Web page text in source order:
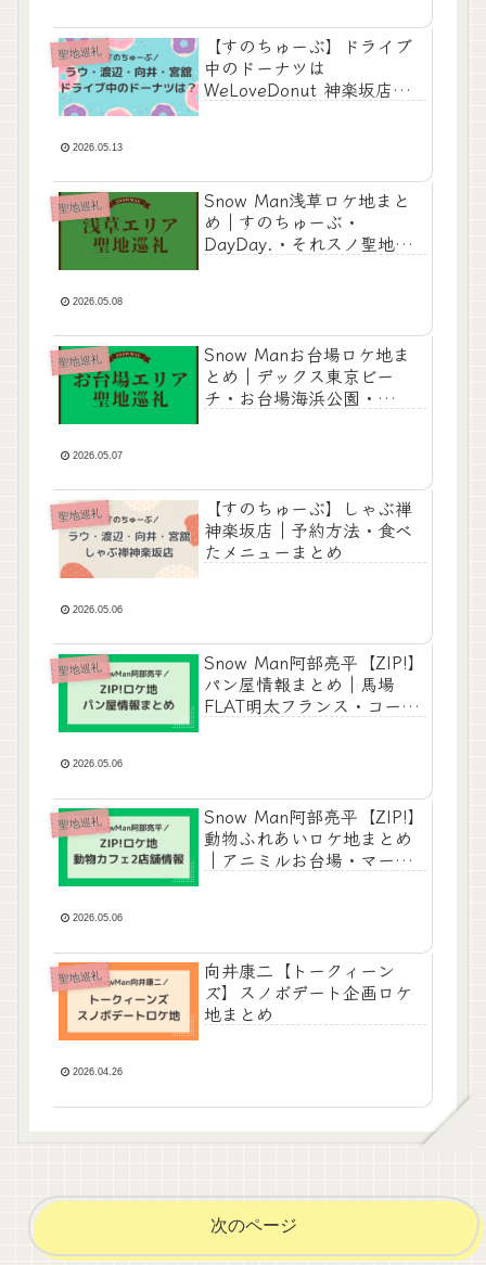
聖地巡礼
【すのちゅーぶ】ドライブ
中のドーナツは
WeLoveDonut 神楽坂店｜
2026.05.13
聖地巡礼
Snow Man浅草ロケ地まと
め｜すのちゅーぶ・
DayDay.・それスノ聖地巡
2026.05.08
聖地巡礼
Snow Manお台場ロケ地ま
とめ｜デックス東京ビー
チ・お台場海浜公園・
2026.05.07
聖地巡礼
【すのちゅーぶ】しゃぶ禅
神楽坂店｜予約方法・食べ
たメニューまとめ
2026.05.06
聖地巡礼
Snow Man阿部亮平【ZIP!】
パン屋情報まとめ｜馬場
FLAT明太フランス・コーヒ
2026.05.06
聖地巡礼
Snow Man阿部亮平【ZIP!】
動物ふれあいロケ地まとめ
｜アニミルお台場・マーモ
2026.05.06
聖地巡礼
向井康二【トークィーン
ズ】スノボデート企画ロケ
地まとめ
2026.04.26
次のページ